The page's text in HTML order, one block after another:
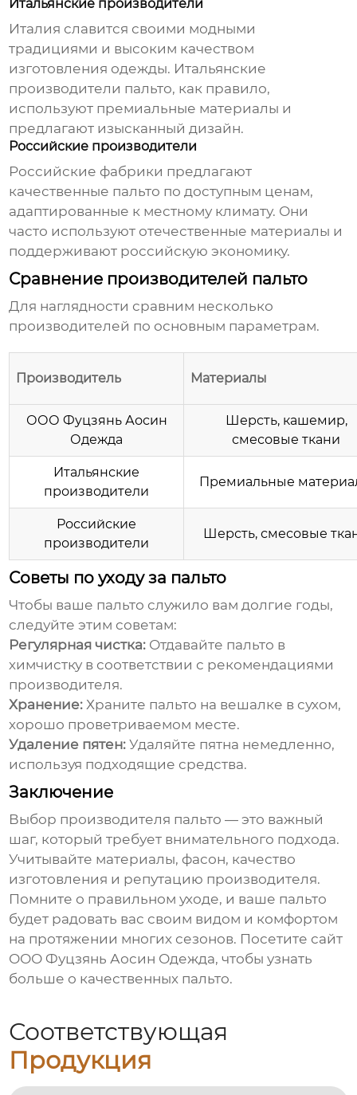
Итальянские производители
Италия славится своими модными
традициями и высоким качеством
изготовления одежды. Итальянские
производители пальто, как правило,
используют премиальные материалы и
предлагают изысканный дизайн.
Российские производители
Российские фабрики предлагают
качественные пальто по доступным ценам,
адаптированные к местному климату. Они
часто используют отечественные материалы и
поддерживают российскую экономику.
Сравнение производителей пальто
Для наглядности сравним несколько
производителей по основным параметрам.
Производитель Материалы
ООО Фуцзянь Аосин
Одежда
Шерсть, кашемир,
смесовые ткани
Итальянские
производители
Премиальные
Российские
производители
Шерсть, смесовые
Советы по уходу за пальто
Чтобы ваше пальто служило вам долгие годы,
следуйте этим советам:
Регулярная чистка: Отдавайте пальто в
химчистку в соответствии с рекомендациями
производителя.
Хранение: Храните пальто на вешалке в сухом,
хорошо проветриваемом месте.
Удаление пятен: Удаляйте пятна немедленно,
используя подходящие средства.
Заключение
Выбор производителя пальто — это важный
шаг, который требует внимательного подхода.
Учитывайте материалы, фасон, качество
изготовления и репутацию производителя.
Помните о правильном уходе, и ваше пальто
будет радовать вас своим видом и комфортом
на протяжении многих сезонов. Посетите сайт
ООО Фуцзянь Аосин Одежда, чтобы узнать
больше о качественных пальто.
Соответствующая
Продукция